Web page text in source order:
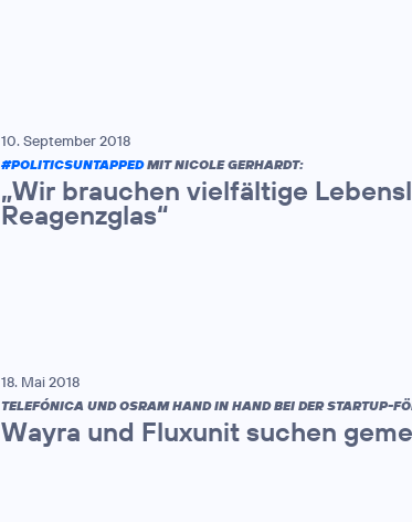
10. September 2018
#POLITICSUNTAPPEDMIT NICOLE GERHARDT:
„Wir brauchen vielfältige
Reagenzglas“
18. Mai 2018
TELEFÓNICA UND OSRAM HAND IN HAND BEI DER STARTUP-
Wayra und Fluxunit suchen